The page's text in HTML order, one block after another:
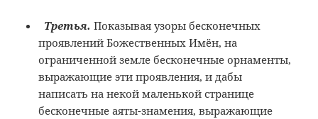
Третья. Показывая узоры бесконечных
проявлений Божественных Имён, на
ограниченной земле бесконечные орнаменты,
выражающие эти проявления, и дабы
написать на некой маленькой странице
бесконечные аяты-знамения, выражающие